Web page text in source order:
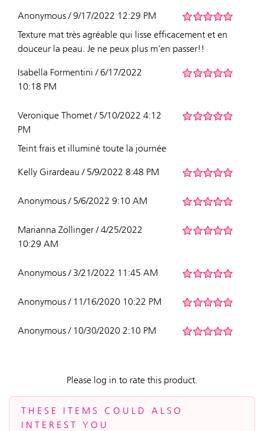
Anonymous / 9/17/2022 12:29 PM
Texture mat très agréable qui lisse efficacement et en
douceur la peau. Je ne peux plus m'en passer!!
Isabella Formentini / 6/17/2022
10:18 PM
Veronique Thomet / 5/10/2022 4:12
PM
Teint frais et illuminé toute la journée
Kelly Girardeau / 5/9/2022 8:48 PM
Anonymous / 5/6/2022 9:10 AM
Marianna Zollinger / 4/25/2022
10:29 AM
Anonymous / 3/21/2022 11:45 AM
Anonymous / 11/16/2020 10:22 PM
Anonymous / 10/30/2020 2:10 PM
Please log in to rate this product.
THESE ITEMS COULD ALSO
INTEREST YOU